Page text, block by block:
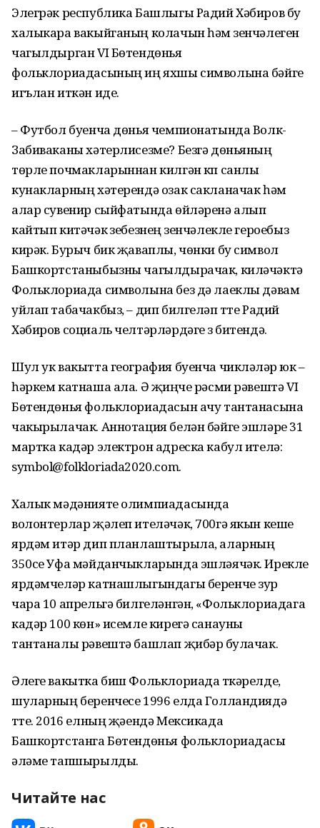
Элегрәк республика Башлыгы Радий Хәбиров бу
халыкара вакыйганың колачын һәм үзенчәлеген
чагылдырган VI Бөтендөнья
фольклориадасының иң яхшы символына бәйге
игълан иткән иде.
– Футбол буенча дөнья чемпионатында Волк-
Забиваканы хәтерлисезме? Безгә дөньяның
төрле почмакларыннан килгән күп санлы
кунакларның хәтерендә озак сакланачак һәм
алар сувенир сыйфатында өйләренә алып
кайтып китәчәк үзебезнең үзенчәлекле героебыз
кирәк. Бурыч бик җаваплы, чөнки бу символ
Башкортстаныбызны чагылдырачак, киләчәктә
Фольклориада символына без дә лаеклы дәвам
уйлап табачакбыз, – дип билгеләп үтте Радий
Хәбиров социаль челтәрләрдәге үз битендә.
Шул ук вакытта география буенча чикләүләр юк –
һәркем катнаша ала. Ә җиңүче рәсми рәвештә VI
Бөтендөнья фольклориадасын ачу тантанасына
чакырылачак. Аннотация белән бәйге эшләре 31
мартка кадәр электрон адреска кабул ителә:
symbol@folkloriada2020.com.
Халык мәдәнияте олимпиадасында
волонтерлар җәлеп ителәчәк, 700гә якын кеше
ярдәм итәр дип планлаштырыла, аларның
350се Уфа мәйданчыкларында эшләячәк. Ирекле
ярдәмчеләр катнашлыгындагы беренче зур
чара 10 апрельгә билгеләнгән, «Фольклориадага
кадәр 100 көн» исемле кирегә санауны
тантаналы рәвештә башлап җибәрү булачак.
Әлеге вакытка биш Фольклориада үткәрелде,
шуларның беренчесе 1996 елда Голландиядә
үтте. 2016 елның җәендә Мексикада
Башкортстанга Бөтендөнья фольклориадасы
әләме тапшырылды.
Читайте нас